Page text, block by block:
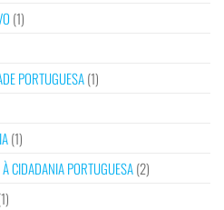
(1)
PORTUGUESA(1)
(1)
CIDADANIA PORTUGUESA(2)